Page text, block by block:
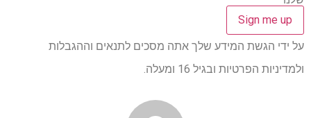
על ידי הגשת המידע שלך אתה מסכים לתנאים וההגבלות
ולמדיניות הפרטיות ובגיל 16 ומעלה.